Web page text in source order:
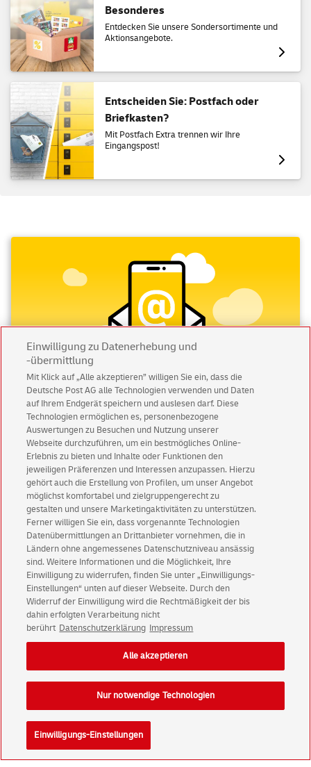
Besonderes
Entdecken Sie unsere Sondersortimente und
Aktionsangebote.
Entscheiden Sie: Postfach oder
Briefkasten?
Mit Postfach Extra trennen wir Ihre
Eingangspost!
Abonnieren Sie unseren Newsletter
Immer informiert über exklusive Angebote und
Aktionen - jetzt mit Vorteil
Privatkundensichern sich einen5 € Gutschein
für POSTSCAN!
Geschäftskundenerhalten einen5 € Gutschein
für Briefmarke individuell!
Zur Newsletter-Anmeldung
© Sun Aug 09 07:49:41 CEST 2026 Deutsche Post AG
Impressum
Datenschutz
Einwilligungs-Einstellungen
Rechtliche Hinweise
Barrierefreiheit
Einwilligung zu Datenerhebung und
-übermittlung
Mit Klick auf „Alle akzeptieren” willigen Sie ein, dass die
Deutsche Post AG alle Technologien verwenden und Daten
auf Ihrem Endgerät speichern und auslesen darf. Diese
Technologien ermöglichen es, personenbezogene
Auswertungen zu Besuchen und Nutzung unserer
Webseite durchzuführen, um ein bestmögliches Online-
Erlebnis zu bieten und Inhalte oder Funktionen den
jeweiligen Präferenzen und Interessen anzupassen. Hierzu
gehört auch die Erstellung von Profilen, um unser Angebot
möglichst komfortabel und zielgruppengerecht zu
gestalten und unsere Marketingaktivitäten zu unterstützen.
Ferner willigen Sie ein, dass vorgenannte Technologien
Datenübermittlungen an Drittanbieter vornehmen, die in
Ländern ohne angemessenes Datenschutzniveau ansässig
sind. Weitere Informationen und die Möglichkeit, Ihre
Einwilligung zu widerrufen, finden Sie unter „Einwilligungs-
Einstellungen“ unten auf dieser Webseite. Durch den
Widerruf der Einwilligung wird die Rechtmäßigkeit der bis
dahin erfolgten Verarbeitung nicht
berührt Datenschutzerklärung Impressum
Einwilligungs-Einstellungen
Nur notwendige Technologien
Alle akzeptieren